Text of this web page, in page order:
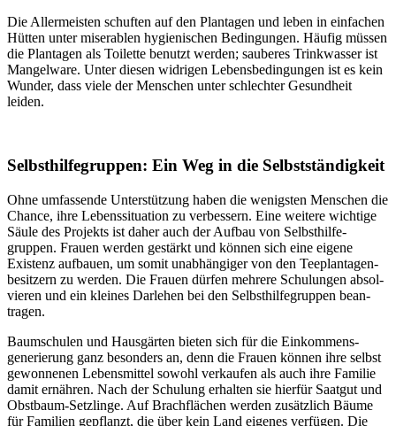
Die Aller­meisten schuften auf den Plantagen und leben in einfachen
Hütten unter mise­rablen hygie­nischen Beding­ungen. Häufig müssen
die Plantagen als Toilette benutzt werden; sauberes Trink­wasser ist
Mangelware. Unter diesen widrigen Lebens­beding­ungen ist es kein
Wunder, dass viele der Menschen unter schlechter Gesund­heit
leiden.
Selbst­hilfe­gruppen: Ein Weg in die Selbst­ständigkeit
Ohne umfas­sende Unter­stützung haben die wenigsten Menschen die
Chance, ihre Lebens­situation zu verbessern. Eine weitere wichtige
Säule des Projekts ist daher auch der Aufbau von Selbst­hilfe­
gruppen. Frauen werden gestärkt und können sich eine eigene
Existenz aufbauen, um somit unab­hängiger von den Tee­plantagen­
besitzern zu werden. Die Frauen dürfen mehrere Schulungen absol­
vieren und ein kleines Dar­lehen bei den Selbst­hilfe­gruppen bean­
tragen.
Baum­schulen und Haus­gärten bieten sich für die Ein­kommens­
generierung ganz besonders an, denn die Frauen können ihre selbst
gewonnenen Lebens­mittel sowohl verkaufen als auch ihre Familie
damit ernähren. Nach der Schulung erhalten sie hierfür Saatgut und
Obst­baum-Setzlinge. Auf Brach­flächen werden zusätzlich Bäume
für Familien gepflanzt, die über kein Land eigenes verfügen. Die